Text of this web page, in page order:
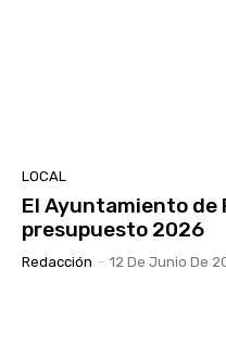
LOCAL
El Ayuntamiento de
presupuesto 2026
Redacción - 12 De Junio De